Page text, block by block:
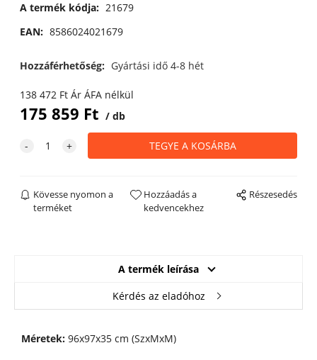
A termék kódja: 21679
EAN: 8586024021679
Hozzáférhetőség: Gyártási idő 4-8 hét
138 472 Ft Ár ÁFA nélkül
175 859 Ft db
Kövesse nyomon a
terméket
Hozzáadás a
kedvencekhez
Részesedés
A termék leírása
Kérdés az eladóhoz
Méretek:96x97x35 cm (SzxMxM)